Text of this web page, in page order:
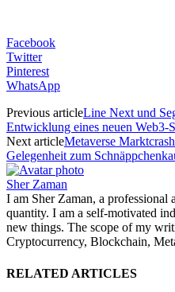
Facebook
Twitter
Pinterest
WhatsApp
Previous articleLine Next und
Entwicklung eines neuen Web3-
Next articleMetaverse
Gelegenheit zum
Sher Zaman
I am Sher Zaman, a
quantity. I am a self-motivated
new things. The scope of my
Cryptocurrency, Blockchain,
RELATED ARTICLES